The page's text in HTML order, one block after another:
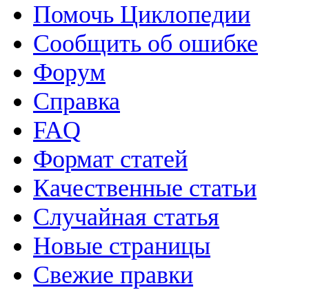
Помочь Циклопедии
Сообщить об ошибке
Форум
Справка
FAQ
Формат статей
Качественные статьи
Случайная статья
Новые страницы
Свежие правки